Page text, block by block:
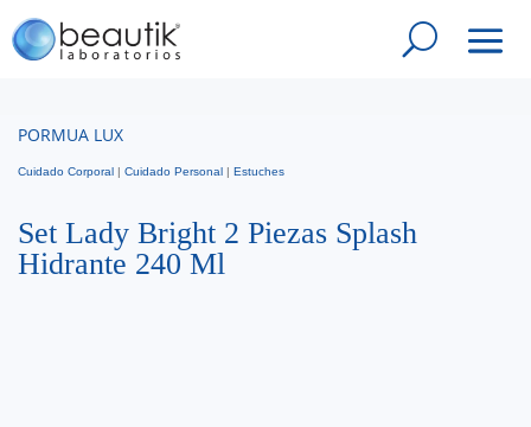
PORMUA LUX
Cuidado Corporal | Cuidado Personal | Estuches
Set Lady Bright 2 Piezas Splash
Hidrante 240 Ml